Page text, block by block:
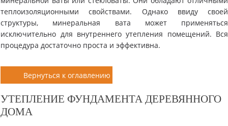
теплоизоляционными свойствами. Однако ввиду своей
структуры, минеральная вата может применяться
исключительно для внутреннего утепления помещений. Вся
процедура достаточно проста и эффективна.
Вернуться к оглавлению
УТЕПЛЕНИЕ ФУНДАМЕНТА ДЕРЕВЯННОГО
ДОМА